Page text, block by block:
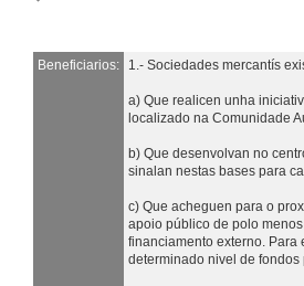
Beneficiarios: 1.- Sociedades mercantís
a) Que realicen unha
localizado na Comunidade
b) Que desenvolvan no
sinalan nestas bases para
c) Que acheguen para o
apoio público de polo
financiamento externo. Para
determinado nivel de